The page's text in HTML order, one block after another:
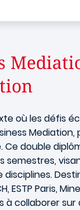
où les défis
Mediation,
Ce double
semestres,
ESTP Paris,
à collaborer sur